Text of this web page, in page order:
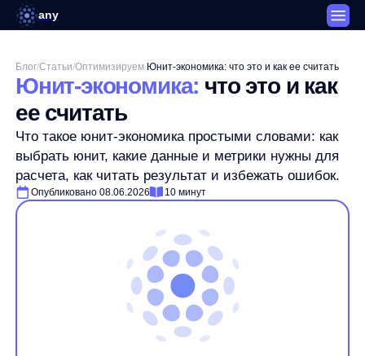
any
Юнит-экономика:что это и как
ее считать
Что такое юнит-экономика простыми словами: как
выбрать юнит, какие данные и метрики нужны для
расчета, как читать результат и избежать ошибок.
Опубликовано 08.06.2026 10 минут